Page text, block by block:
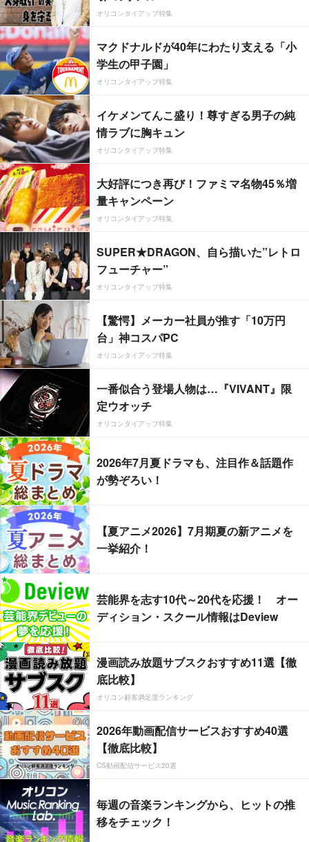
オリコンタイアップ特集
マクドナルドが40年にわたり支える「小
学生の甲子園」
オリコンタイアップ特集
イケメンてんこ盛り！尊すぎる男子の純
情ラブに胸キュン
オリコンタイアップ特集
大好評につき再び！ファミマ名物45％増
量キャンペーン
オリコンタイアップ特集
SUPER★DRAGON、自ら描いた”レトロ
フューチャー”
オリコンタイアップ特集
【驚愕】メーカー社員が推す「10万円
台」神コスパPC
オリコンタイアップ特集
一番似合う登場人物は…『VIVANT』限
定ウオッチ
オリコンタイアップ特集
2026年7月夏ドラマも、注目作＆話題作
が勢ぞろい！
【夏アニメ2026】7月期夏の新アニメを
一挙紹介！
芸能界を志す10代～20代を応援！ オー
ディション・スクール情報はDeview
漫画読み放題サブスクおすすめ11選【徹
底比較】
オリコン顧客満足度ランキング
2026年動画配信サービスおすすめ40選
【徹底比較】
CS動画配信サービス20選
毎週の音楽ランキングから、ヒットの推
移をチェック！